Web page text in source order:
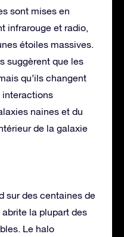
sont mises en
infrarouge et radio,
étoiles massives.
suggèrent que les
qu’ils changent
interactions
naines et du
de la galaxie
sur des centaines de
la plupart des
Le halo